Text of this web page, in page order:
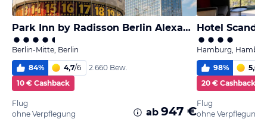
Park Inn by Radisson Berlin Alexanderplatz
Berlin-Mitte, Berlin
84% 4,7/6
2.660 Bew.
10 € Cashback
Flug
ohne Verpflegung
ab 947 €
Hotel
Hamburg,
98% 5,6
20 € Cashback
Flug
ohne Verpflegung